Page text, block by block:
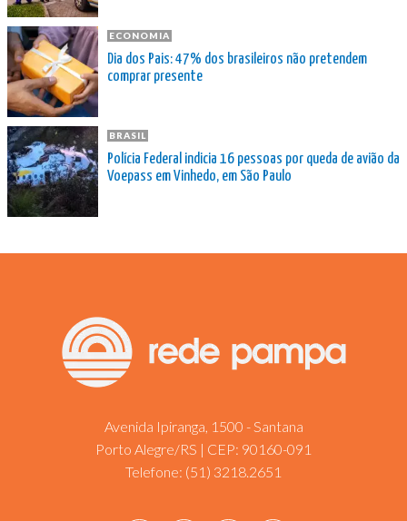
ECONOMIA
Dia dos Pais: 47% dos brasileiros não pretendem
comprar presente
BRASIL
Polícia Federal indicia 16 pessoas por queda de avião da
Voepass em Vinhedo, em São Paulo
Avenida Ipiranga, 1500 - Santana
Porto Alegre/RS | CEP: 90160-091
Telefone: (51) 3218.2651